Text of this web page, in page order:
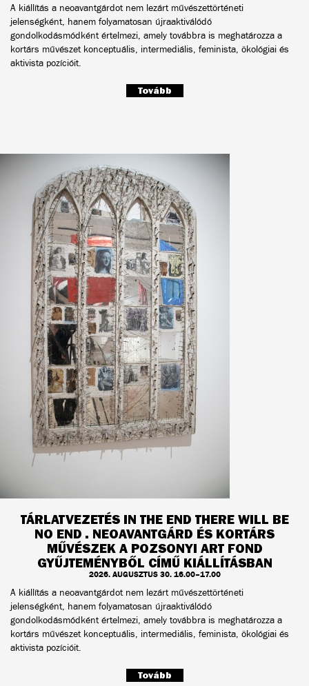
A kiállítás a neoavantgárdot nem lezárt művészettörténeti
jelenségként, hanem folyamatosan újraaktiválódó
gondolkodásmódként értelmezi, amely továbbra is meghatározza a
kortárs művészet konceptuális, intermediális, feminista, ökológiai és
aktivista pozícióit.
Tovább
TÁRLATVEZETÉS IN THE END THERE WILL BE
NO END . NEOAVANTGÁRD ÉS KORTÁRS
MŰVÉSZEK A POZSONYI ART FOND
GYŰJTEMÉNYBŐL CÍMŰ KIÁLLÍTÁSBAN
2026. AUGUSZTUS 30. 16.00–17.00
A kiállítás a neoavantgárdot nem lezárt művészettörténeti
jelenségként, hanem folyamatosan újraaktiválódó
gondolkodásmódként értelmezi, amely továbbra is meghatározza a
kortárs művészet konceptuális, intermediális, feminista, ökológiai és
aktivista pozícióit.
Tovább